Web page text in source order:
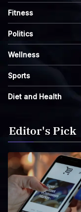
Fitness
Politics
Wellness
Sports
Diet and Health
Editor's Pick